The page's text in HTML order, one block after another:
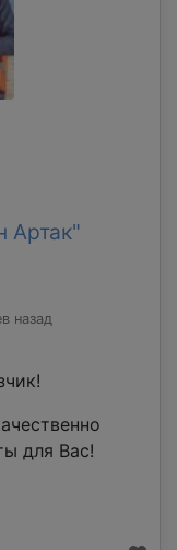
Артак"
назад
для Вас!